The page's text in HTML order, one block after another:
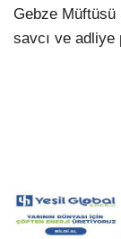
Gebze Müftüsü
savcı ve adliye